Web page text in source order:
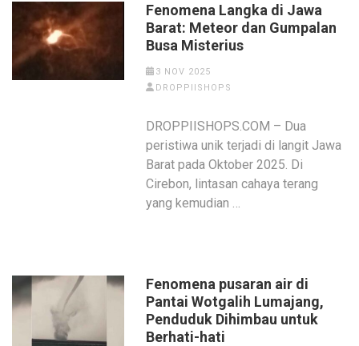
Fenomena Langka di Jawa
Barat: Meteor dan Gumpalan
Busa Misterius
3 NOV 2025
DROPPIISHOPS
DROPPIISHOPS.COM – Dua
peristiwa unik terjadi di langit Jawa
Barat pada Oktober 2025. Di
Cirebon, lintasan cahaya terang
yang kemudian …
Fenomena pusaran air di
Pantai Wotgalih Lumajang,
Penduduk Dihimbau untuk
Berhati-hati